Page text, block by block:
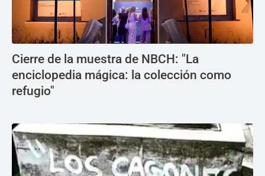
Cierre de la muestra de NBCH: "La
enciclopedia mágica: la colección como
refugio"